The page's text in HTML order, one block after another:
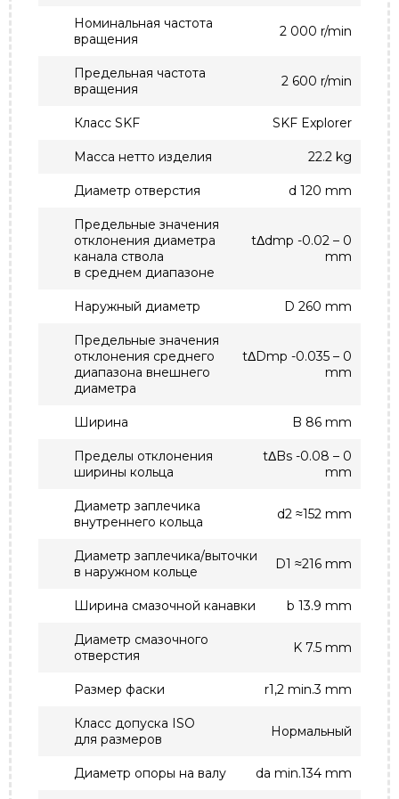
Номинальная частота
вращения
2 000 r/min
Предельная частота
вращения
2 600 r/min
Класс SKF SKF Explorer
Масса нетто изделия 22.2 kg
Диаметр отверстия d 120 mm
Предельные значения
отклонения диаметра
канала ствола
в среднем диапазоне
tΔdmp -0.02 – 0
mm
Наружный диаметр D 260 mm
Предельные значения
отклонения среднего
диапазона внешнего
диаметра
tΔDmp -0.035 – 0
mm
Ширина B 86 mm
Пределы отклонения
ширины кольца
tΔBs -0.08 – 0
mm
Диаметр заплечика
внутреннего кольца
d2 ≈152 mm
Диаметр заплечика/выточки
в наружном кольце
D1 ≈216 mm
Ширина смазочной канавки b 13.9 mm
Диаметр смазочного
отверстия
K 7.5 mm
Размер фаски r1,2 min.3 mm
Класс допуска ISO
для размеров
Нормальный
Диаметр опоры на валу da min.134 mm